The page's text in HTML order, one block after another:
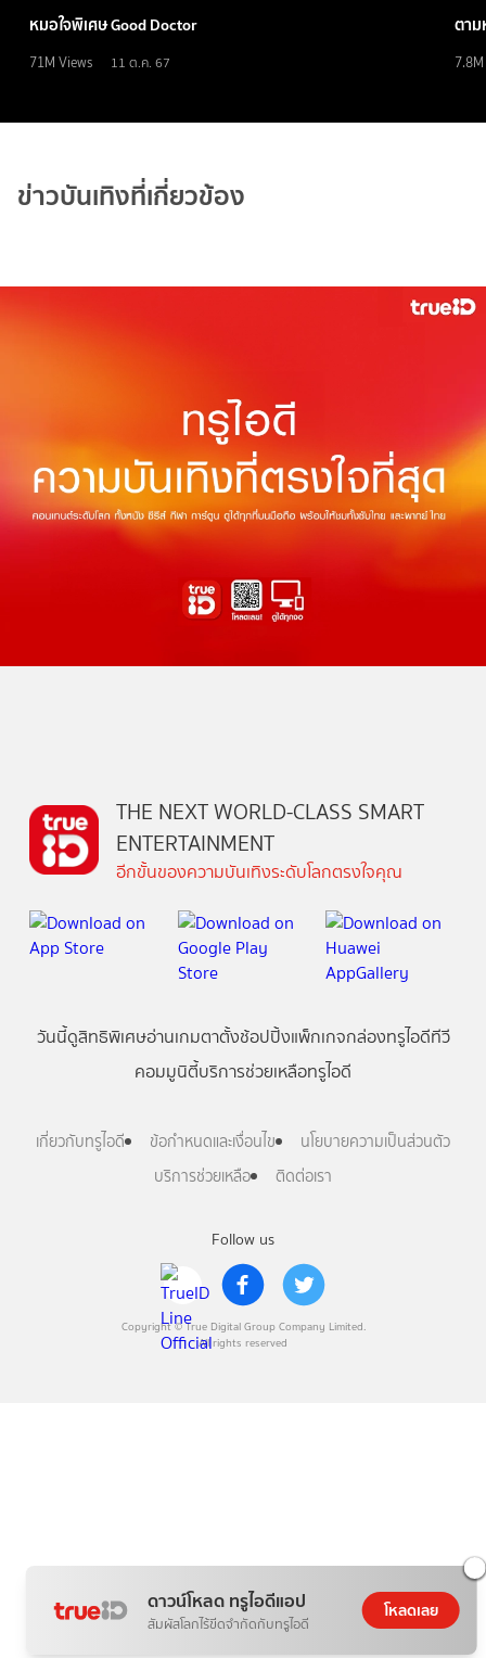
หมอใจพิเศษ Good Doctor
71M Views 11 ต.ค. 67
ตาม
7.8M
ข่าวบันเทิงที่เกี่ยวข้อง
ดาวน์โหลด ทรูไอดีแอป
สัมผัสโลกไร้ขีดจำกัดกับทรูไอดี
โหลดเลย
Follow us
Copyright © True Digital Group Company Limited.
All rights reserved
THE NEXT WORLD-CLASS SMART
ENTERTAINMENT
อีกขั้นของความบันเทิงระดับโลกตรงใจคุณ
วันนี้ดูสิทธิพิเศษอ่านเกมตาตั้งช้อปปิ้งแพ็กเกจกล่องทรูไอดีทีวี
คอมมูนิตี้บริการช่วยเหลือทรูไอดี
เกี่ยวกับทรูไอดี ข้อกำหนดและเงื่อนไข
นโยบายความเป็นส่วนตัว
บริการช่วยเหลือ
ติดต่อเรา